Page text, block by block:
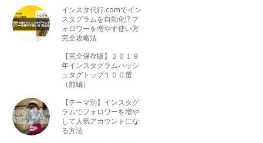
インスタ代行.comでイン
スタグラムを自動化!? フ
ォロワーを増やす使い方
完全攻略法
【完全保存版】２０１９
年インスタグラムハッシ
ュタグトップ１００選
（前編）
【テーマ別】インスタグ
ラムでフォロワーを増や
して人気アカウントにな
る方法